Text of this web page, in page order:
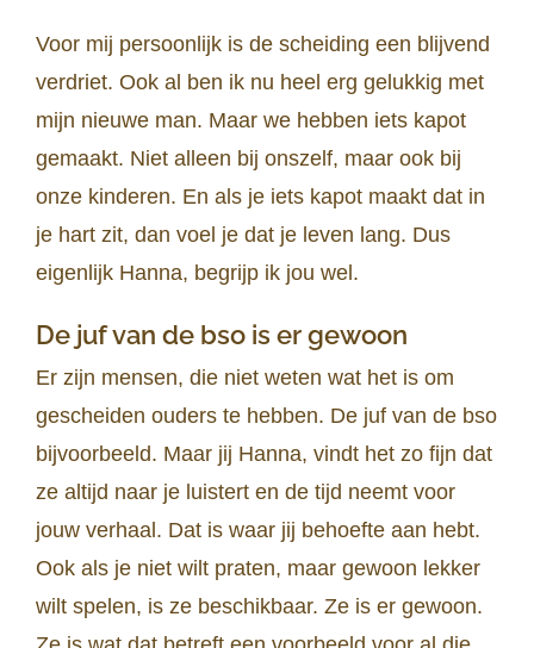
Voor mij persoonlijk is de scheiding een blijvend
verdriet. Ook al ben ik nu heel erg gelukkig met
mijn nieuwe man. Maar we hebben iets kapot
gemaakt. Niet alleen bij onszelf, maar ook bij
onze kinderen. En als je iets kapot maakt dat in
je hart zit, dan voel je dat je leven lang. Dus
eigenlijk Hanna, begrijp ik jou wel.
De juf van de bso is er gewoon
Er zijn mensen, die niet weten wat het is om
gescheiden ouders te hebben. De juf van de bso
bijvoorbeeld. Maar jij Hanna, vindt het zo fijn dat
ze altijd naar je luistert en de tijd neemt voor
jouw verhaal. Dat is waar jij behoefte aan hebt.
Ook als je niet wilt praten, maar gewoon lekker
wilt spelen, is ze beschikbaar. Ze is er gewoon.